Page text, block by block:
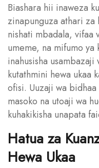
Biashara hii inaweza
zinapunguza athari za
nishati mbadala, vifaa
umeme, na mifumo
inahusisha
kutathmini hewa ukaa
ofisi. Uuzaji wa
masoko na utoaji wa
kuhakikisha unapata
Hatua za
Hewa Ukaa